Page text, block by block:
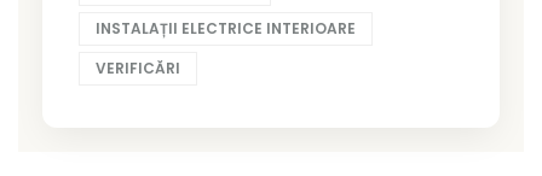
INSTALAȚII ELECTRICE INTERIOARE
VERIFICĂRI